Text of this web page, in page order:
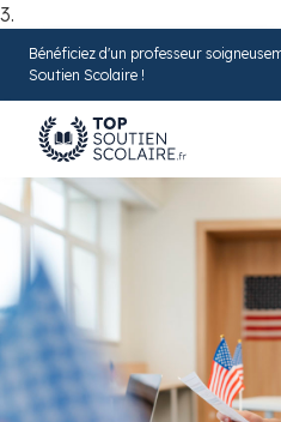
3.
Trouver mon professeur
Bénéficiez d'un professeur
Soutien Scolaire !